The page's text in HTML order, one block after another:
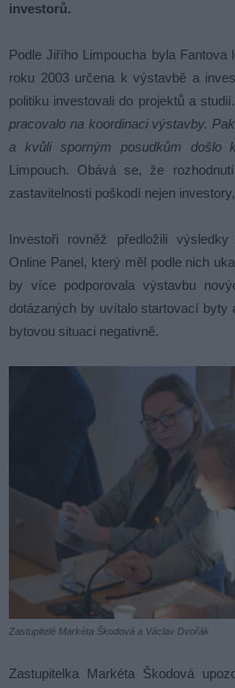
investorů.
Podle Jiřího Limpoucha byla Fantova
roku 2003 určena k výstavbě a
politiku investovali do projektů a
pracovalo na koordinaci výstavby.
a kvůli sporným posudkům došlo
Limpouch. Obává se, že
zastavitelnosti poškodí nejen
Investoři rovněž předložili
Online Panel, který měl podle nich
by více podporovala výstavbu
dotázaných by uvítalo startovací byty
bytovou situaci negativně.
Zastupitelé Markéta Škodová a Václav Dvořák
Zastupitelka Markéta Škodová